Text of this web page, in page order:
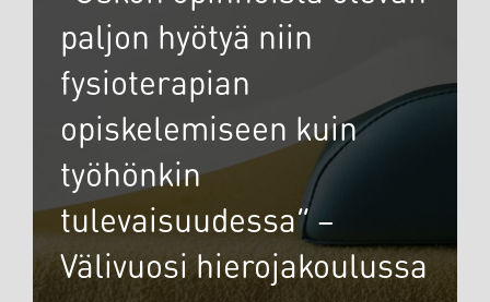
paljon hyötyä niin
fysioterapian
opiskelemiseen kuin
työhönkin
tulevaisuudessa” –
Välivuosi hierojakoulussa